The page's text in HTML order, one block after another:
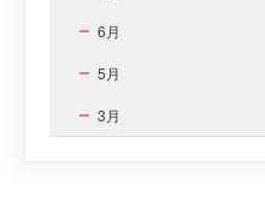
6月
5月
3月